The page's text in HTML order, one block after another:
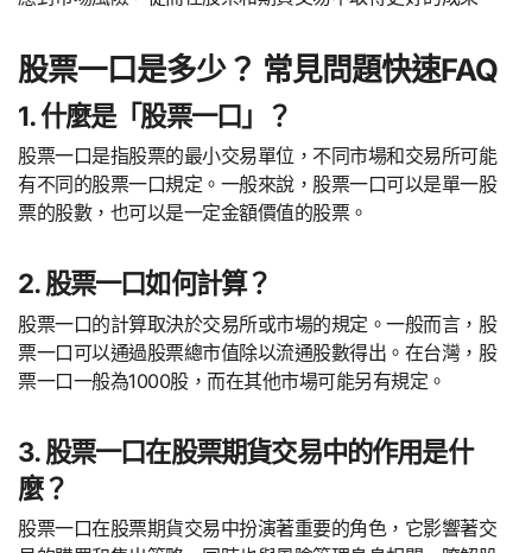
股票一口是多少？ 常見問題快速FAQ
1. 什麼是「股票一口」？
股票一口是指股票的最小交易單位，不同市場和交易所可能
有不同的股票一口規定。一般來說，股票一口可以是單一股
票的股數，也可以是一定金額價值的股票。
2. 股票一口如何計算？
股票一口的計算取決於交易所或市場的規定。一般而言，股
票一口可以通過股票總市值除以流通股數得出。在台灣，股
票一口一般為1000股，而在其他市場可能另有規定。
3. 股票一口在股票期貨交易中的作用是什
麼？
股票一口在股票期貨交易中扮演著重要的角色，它影響著交